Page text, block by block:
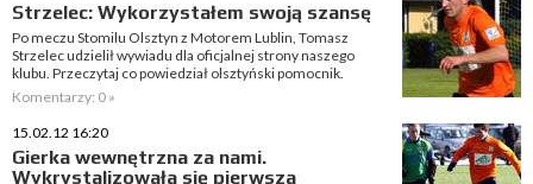
Strzelec: Wykorzystałem swoją szansę
Po meczu Stomilu Olsztyn z Motorem Lublin, Tomasz
Strzelec udzielił wywiadu dla oficjalnej strony naszego
klubu. Przeczytaj co powiedział olsztyński pomocnik.
Komentarzy: 0 »
15.02.12 16:20
Gierka wewnętrzna za nami.
Wykrystalizowała się pierwsza